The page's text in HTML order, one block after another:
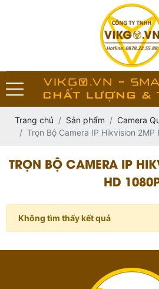
Trang chủ Sản phẩm
Camera
Trọn Bộ Camera IP Hikvision 2MP
TRỌN BỘ CAMERA IP
HD
Không tìm thấy kết quả